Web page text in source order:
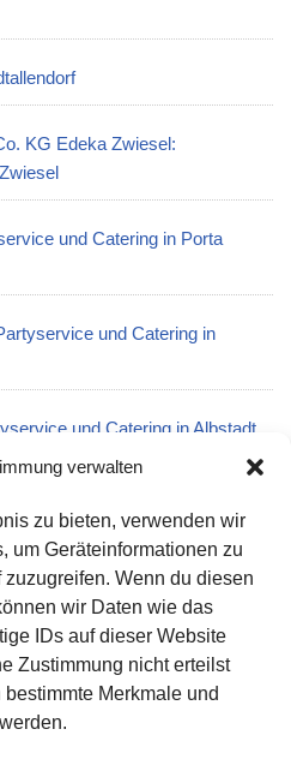
verwalten
zu bieten, verwenden wir
um Geräteinformationen zu
Wenn du diesen
wir Daten wie das
IDs auf dieser Website
Zustimmung nicht erteilst
Merkmale und
KG Edeka Zwiesel:
und Catering in Porta
und Catering in
und Catering in Albstadt
Rheda-Wiedenbrück